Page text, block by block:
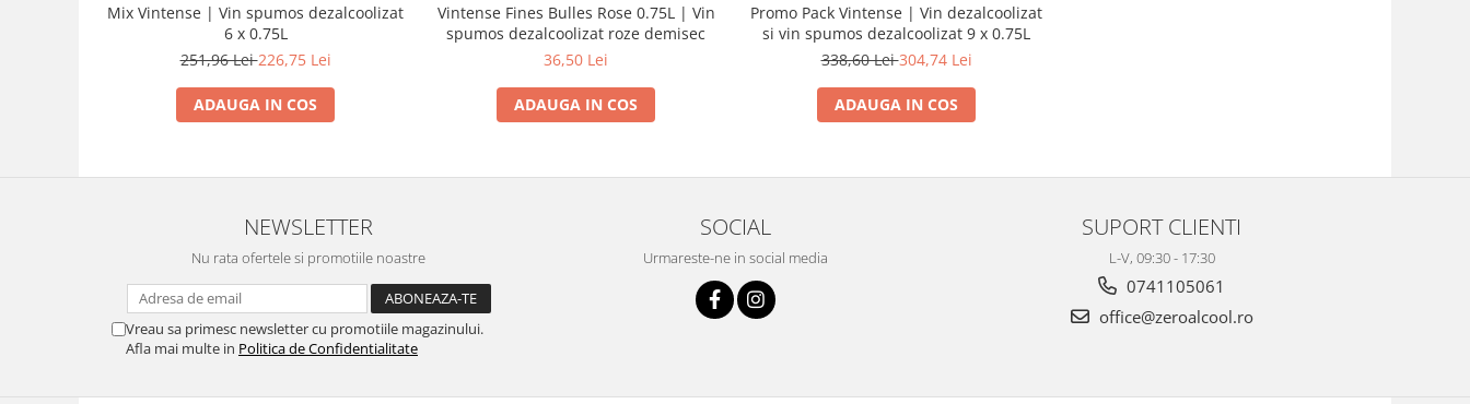
Mix Vintense | Vin spumos dezalcoolizat
6 x 0.75L
251,96 Lei226,75 Lei
ADAUGA IN COS
Vintense Fines Bulles Rose 0.75L | Vin
spumos dezalcoolizat roze demisec
36,50 Lei
ADAUGA IN COS
Promo Pack Vintense | Vin dezalcoolizat
si vin spumos dezalcoolizat 9 x 0.75L
338,60 Lei304,74 Lei
ADAUGA IN COS
NEWSLETTER
Nu rata ofertele si promotiile noastre
Vreau sa primesc newsletter cu promotiile magazinului.
Afla mai multe in Politica de Confidentialitate
SOCIAL
Urmareste-ne in social media
SUPORT CLIENTI
L-V, 09:30 - 17:30
0741105061
office@zeroalcool.ro